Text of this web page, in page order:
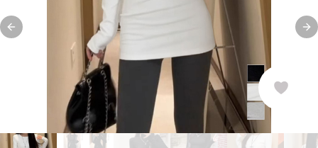
Previous slide